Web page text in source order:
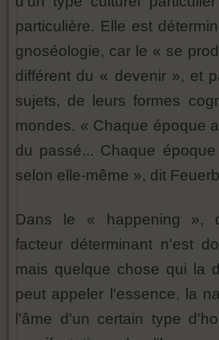
particulière. Elle est
gnoséologie, car le « se
différent du « devenir », et
sujets, de leurs formes
mondes. « Chaque époque
du passé... Chaque
selon elle-même », dit
Dans le « happening »,
facteur déterminant n'est
mais quelque chose qui la
peut appeler l'essence, la
l'âme d'un certain type